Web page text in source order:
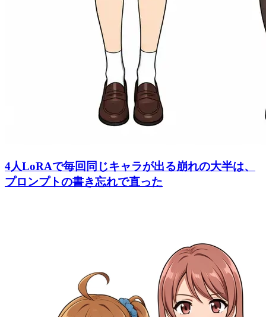
4人LoRAで毎回同じキャラが出る崩れの大半は、
プロンプトの書き忘れで直った